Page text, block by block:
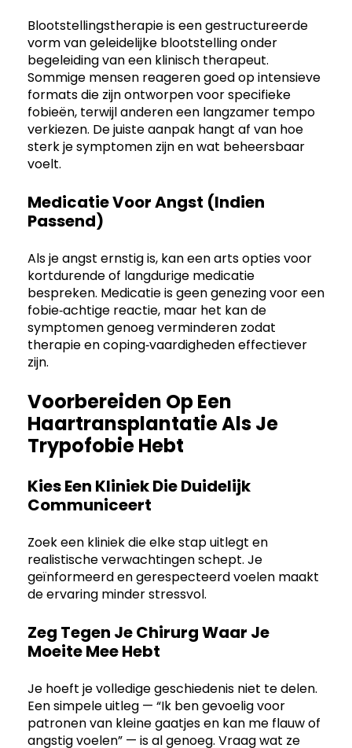
Blootstellingstherapie is een gestructureerde
vorm van geleidelijke blootstelling onder
begeleiding van een klinisch therapeut.
Sommige mensen reageren goed op intensieve
formats die zijn ontworpen voor specifieke
fobieën, terwijl anderen een langzamer tempo
verkiezen. De juiste aanpak hangt af van hoe
sterk je symptomen zijn en wat beheersbaar
voelt.
Medicatie Voor Angst (indien
Passend)
Als je angst ernstig is, kan een arts opties voor
kortdurende of langdurige medicatie
bespreken. Medicatie is geen genezing voor een
fobie‑achtige reactie, maar het kan de
symptomen genoeg verminderen zodat
therapie en coping‑vaardigheden effectiever
zijn.
Voorbereiden Op Een
Haartransplantatie Als Je
Trypofobie Hebt
Kies Een Kliniek Die Duidelijk
Communiceert
Zoek een kliniek die elke stap uitlegt en
realistische verwachtingen schept. Je
geïnformeerd en gerespecteerd voelen maakt
de ervaring minder stressvol.
Zeg Tegen Je Chirurg Waar Je
Moeite Mee Hebt
Je hoeft je volledige geschiedenis niet te delen.
Een simpele uitleg — “Ik ben gevoelig voor
patronen van kleine gaatjes en kan me flauw of
angstig voelen” — is al genoeg. Vraag wat ze